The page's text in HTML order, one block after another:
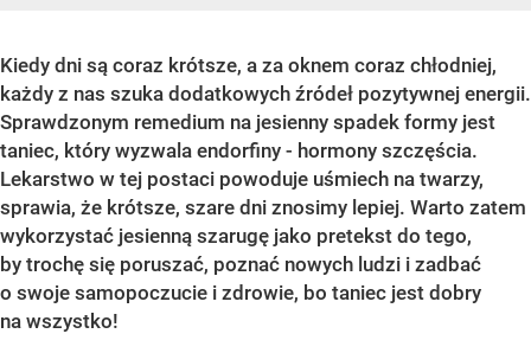
Kiedy dni są coraz krótsze, a za oknem coraz chłodniej,
każdy z nas szuka dodatkowych źródeł pozytywnej energii.
Sprawdzonym remedium na jesienny spadek formy jest
taniec, który wyzwala endorfiny - hormony szczęścia.
Lekarstwo w tej postaci powoduje uśmiech na twarzy,
sprawia, że krótsze, szare dni znosimy lepiej. Warto zatem
wykorzystać jesienną szarugę jako pretekst do tego,
by trochę się poruszać, poznać nowych ludzi i zadbać
o swoje samopoczucie i zdrowie, bo taniec jest dobry
na wszystko!